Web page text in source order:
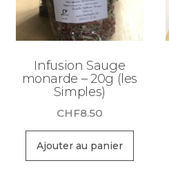
Infusion Sauge
monarde – 20g (les
Simples)
CHF8.50
Ajouter au panier